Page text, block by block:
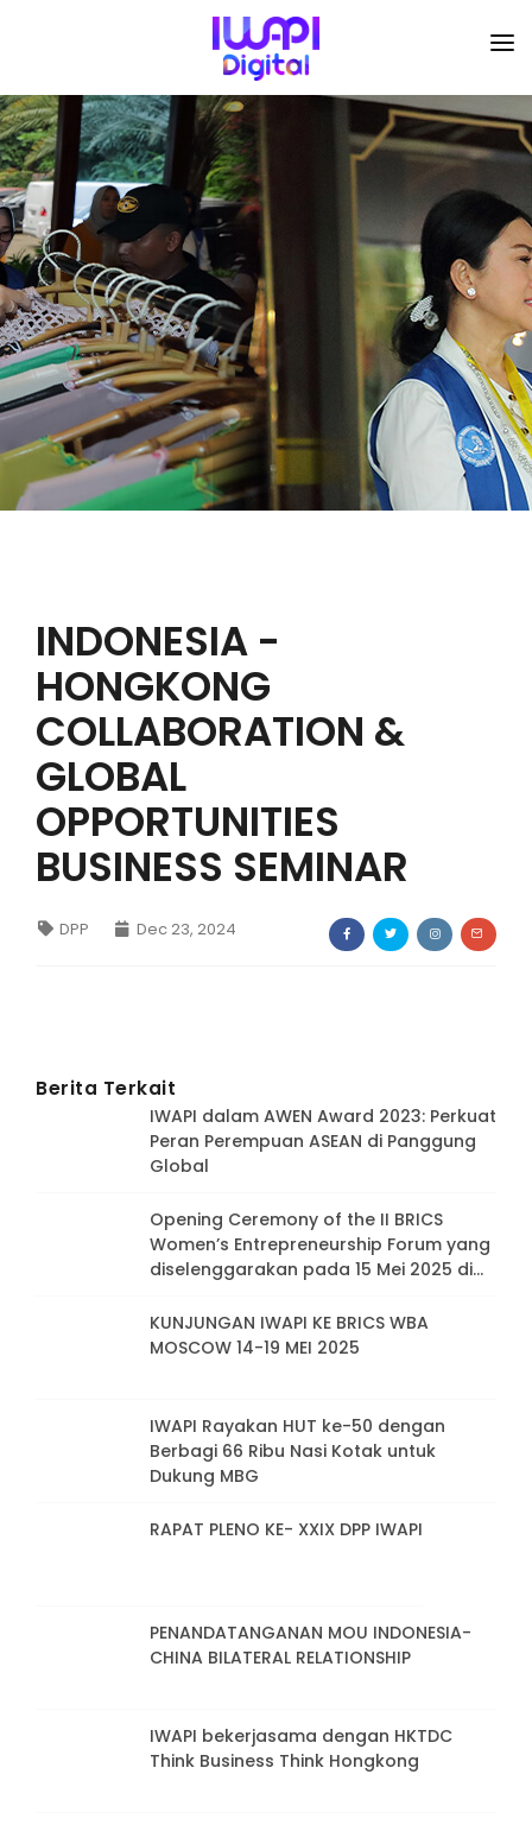
BERANDA
TENTANG KAMI
ORGANISASI
KEGIATAN
I-ACADEMI
IMARKETKU
PENDAFTARAN
INDONESIA -
HONGKONG
COLLABORATION &
GLOBAL
OPPORTUNITIES
BUSINESS SEMINAR
DPP Dec 23, 2024
Berita Terkait
IWAPI dalam AWEN Award 2023: Perkuat
Peran Perempuan ASEAN di Panggung
Global
Opening Ceremony of the II BRICS
Women’s Entrepreneurship Forum yang
diselenggarakan pada 15 Mei 2025 di
KUNJUNGAN IWAPI KE BRICS WBA
MOSCOW 14-19 MEI 2025
IWAPI Rayakan HUT ke-50 dengan
Berbagi 66 Ribu Nasi Kotak untuk
Dukung MBG
RAPAT PLENO KE- XXIX DPP IWAPI
PENANDATANGANAN MOU INDONESIA-
CHINA BILATERAL RELATIONSHIP
IWAPI bekerjasama dengan HKTDC
Think Business Think Hongkong